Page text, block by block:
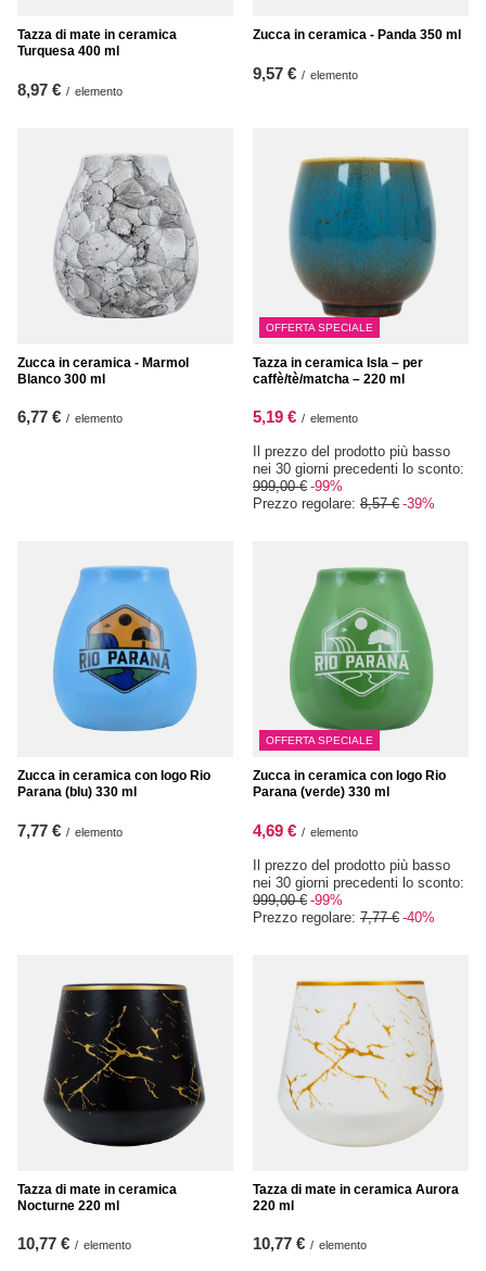
Tazza di mate in ceramica
Turquesa 400 ml
8,97 € / elemento
Zucca in ceramica - Panda 350 ml
9,57 € / elemento
Zucca in ceramica - Marmol
Blanco 300 ml
6,77 € / elemento
OFFERTA SPECIALE
Tazza in ceramica Isla – per
caffè/tè/matcha – 220 ml
5,19 € / elemento
Il prezzo del prodotto più basso
nei 30 giorni precedenti lo sconto:
999,00 € -99%
Prezzo regolare: 8,57 € -39%
Zucca in ceramica con logo Rio
Parana (blu) 330 ml
7,77 € / elemento
OFFERTA SPECIALE
Zucca in ceramica con logo Rio
Parana (verde) 330 ml
4,69 € / elemento
Il prezzo del prodotto più basso
nei 30 giorni precedenti lo sconto:
999,00 € -99%
Prezzo regolare: 7,77 € -40%
Tazza di mate in ceramica
Nocturne 220 ml
10,77 € / elemento
Tazza di mate in ceramica Aurora
220 ml
10,77 € / elemento